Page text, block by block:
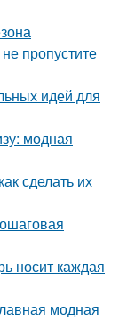
пропустите
идей для
модная
сделать их
носит каждая
модная